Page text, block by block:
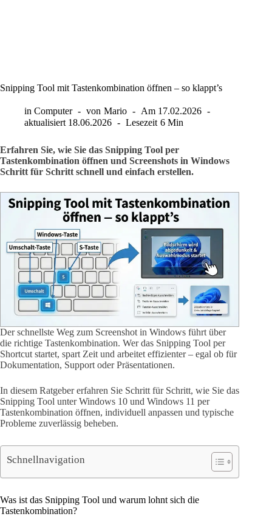
Snipping Tool mit Tastenkombination öffnen – so klappt’s
in Computer von Mario Am 17.02.2026
aktualisiert 18.06.2026 Lesezeit 6 Min
Erfahren Sie, wie Sie das Snipping Tool per
Tastenkombination öffnen und Screenshots in Windows
Schritt für Schritt schnell und einfach erstellen.
Der schnellste Weg zum Screenshot in Windows führt über
die richtige Tastenkombination. Wer das Snipping Tool per
Shortcut startet, spart Zeit und arbeitet effizienter – egal ob für
Dokumentation, Support oder Präsentationen.
In diesem Ratgeber erfahren Sie Schritt für Schritt, wie Sie das
Snipping Tool unter Windows 10 und Windows 11 per
Tastenkombination öffnen, individuell anpassen und typische
Probleme zuverlässig beheben.
Schnellnavigation
Was ist das Snipping Tool und warum lohnt sich die
Tastenkombination?